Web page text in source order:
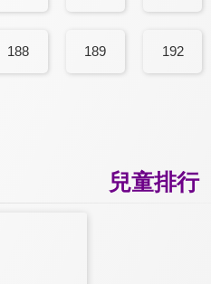
188 189 192
兒童排行